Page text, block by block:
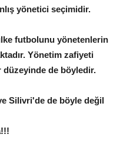
yönetici seçimidir.
futbolunu yönetenlerin
Yönetim zafiyeti
de böyledir.
Silivri'de de böyle değil